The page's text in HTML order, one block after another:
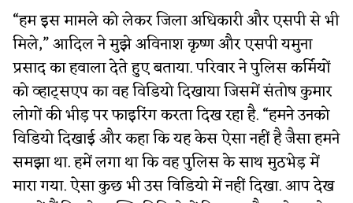
“हम इस मामले को लेकर जिला अधिकारी और एसपी से भी
मिले,” आदिल ने मुझे अविनाश कृष्ण और एसपी यमुना
प्रसाद का हवाला देते हुए बताया. परिवार ने पुलिस कर्मियों
को व्हाट्सएप का वह विडियो दिखाया जिसमें संतोष कुमार
लोगों की भीड़ पर फाइरिंग करता दिख रहा है. “हमने उनको
विडियो दिखाई और कहा कि यह केस ऐसा नहीं है जैसा हमने
समझा था. हमें लगा था कि वह पुलिस के साथ मुठभेड़ में
मारा गया. ऐसा कुछ भी उस विडियो में नहीं दिखा. आप देख